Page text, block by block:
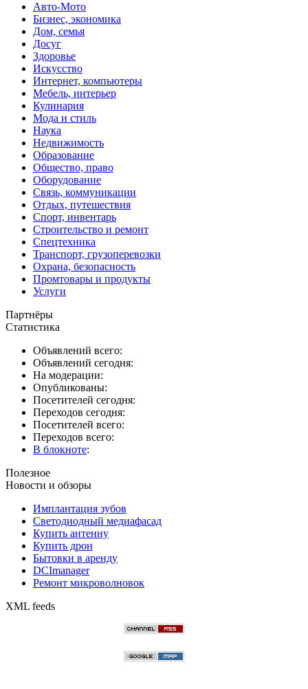
Авто-Мото
Бизнес, экономика
Дом, семья
Досуг
Здоровье
Искусство
Интернет, компьютеры
Мебель, интерьер
Кулинария
Мода и стиль
Наука
Недвижимость
Образование
Общество, право
Оборудование
Связь, коммуникации
Отдых, путешествия
Спорт, инвентарь
Строительство и ремонт
Спецтехника
Транспорт, грузоперевозки
Охрана, безопасность
Промтовары и продукты
Услуги
Партнёры
Статистика
Объявлений всего:
Объявлений сегодня:
На модерации:
Опубликованы:
Посетителей сегодня:
Переходов сегодня:
Посетителей всего:
Переходов всего:
В блокноте:
Полезное
Новости и обзоры
Имплантация зубов
Светодиодный медиафасад
Купить антенну
Купить дрон
Бытовки в аренду
DCImanager
Ремонт микроволновок
XML feeds